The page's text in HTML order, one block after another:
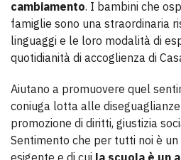
cambiamento. I bambini che
famiglie sono una straordinaria
linguaggi e le loro modalità di
quotidianità di accoglienza di
Aiutano a promuovere quel
coniuga lotta alle
promozione di diritti, giustizia
Sentimento che per tutti noi è
esigente e di cui la scuola è un